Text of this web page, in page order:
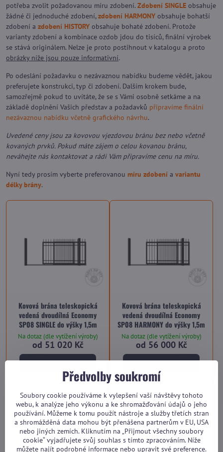
potřeba zvolit požadovanou míru zdobení. Zdobení SINGLE obsahuje
žádné či jednoduché zdobení,zdobení HARMONY obsahuje bohatší
zdobení a zdobení HISTORY obsahuje bohaté zdobení. Protože
varianty zdobení a kombinace ozdob jdou do tisíců, finální výrobek
se stává originálem. Nelze je proto postihnout v katalogu a proto
obrázky níže jsou pouze informativní.
Po odeslání požadavku o nezávaznou nabídku budeme vědět, jakou
preferujete konstrukci, typ či zdobení. Dalším krokem bude,
samozřejmě pokud to uvítáte, že se s Vámi osobně setkáme a na
základě doplnění Vašich představ a požadavků připravíme finální
nezávaznou nabídku včetně grafického návrhu.
Uvedené ceny jsou za kovovou vjezdovou bránu bez nebo včetně
kovaných prvků. Pokud máte zájem o celou kovanou bránu,
neváhejte nás kontaktovat a rádi Vám připravíme cenu na míru.
Nyní tedy prosím vyberte preferovanou míru zdobení a variantu
délky brány.
Kovová brána teleskopická
vedená dvoudílná Economy
SP08 SINGLE do výšky 1,5m
Na dotaz (dle vytížení výroby)
od 51 020 Kč
Zobrazit
Kovová brána teleskopická
vedená dvoudílná Economy
SP08 HARMONY do výšky 1,5m
Na dotaz (dle vytížení výroby)
od 56 000 Kč
Zobrazit
Předvolby soukromí
Soubory cookie používáme k vylepšení vaší návštěvy tohoto
webu, k analýze jeho výkonu a ke shromažďování údajů o jeho
používání. Můžeme k tomu použít nástroje a služby třetích stran
a shromážděná data mohou být přenášena partnerům v EU, USA
nebo jiných zemích. Kliknutím na „Přijmout všechny soubory
cookie“ vyjadřujete svůj souhlas s tímto zpracováním. Níže
můžete najít podrobné informace nebo upravit své preference.